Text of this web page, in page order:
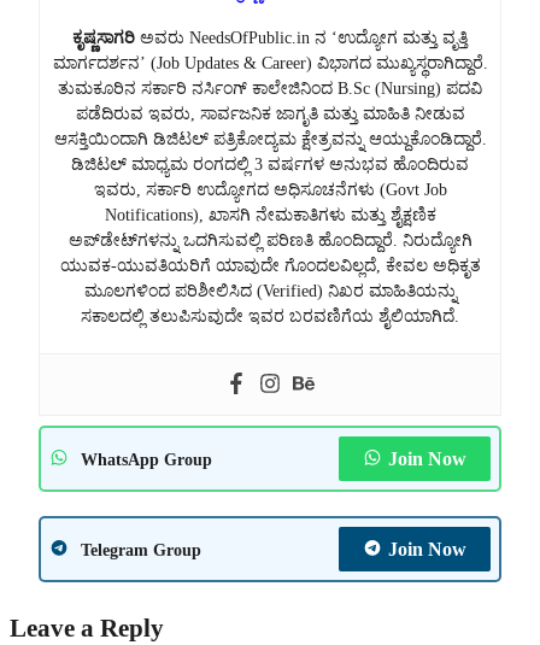
ಕೃಷ್ಣಸಾಗರಿ ಅವರು NeedsOfPublic.in ನ ‘ಉದ್ಯೋಗ ಮತ್ತು ವೃತ್ತಿ
ಮಾರ್ಗದರ್ಶನ’ (Job Updates & Career) ವಿಭಾಗದ ಮುಖ್ಯಸ್ಥರಾಗಿದ್ದಾರೆ.
ತುಮಕೂರಿನ ಸರ್ಕಾರಿ ನರ್ಸಿಂಗ್ ಕಾಲೇಜಿನಿಂದ B.Sc (Nursing) ಪದವಿ
ಪಡೆದಿರುವ ಇವರು, ಸಾರ್ವಜನಿಕ ಜಾಗೃತಿ ಮತ್ತು ಮಾಹಿತಿ ನೀಡುವ
ಆಸಕ್ತಿಯಿಂದಾಗಿ ಡಿಜಿಟಲ್ ಪತ್ರಿಕೋದ್ಯಮ ಕ್ಷೇತ್ರವನ್ನು ಆಯ್ದುಕೊಂಡಿದ್ದಾರೆ.
ಡಿಜಿಟಲ್ ಮಾಧ್ಯಮ ರಂಗದಲ್ಲಿ 3 ವರ್ಷಗಳ ಅನುಭವ ಹೊಂದಿರುವ
ಇವರು, ಸರ್ಕಾರಿ ಉದ್ಯೋಗದ ಅಧಿಸೂಚನೆಗಳು (Govt Job
Notifications), ಖಾಸಗಿ ನೇಮಕಾತಿಗಳು ಮತ್ತು ಶೈಕ್ಷಣಿಕ
ಅಪ್‌ಡೇಟ್‌ಗಳನ್ನು ಒದಗಿಸುವಲ್ಲಿ ಪರಿಣತಿ ಹೊಂದಿದ್ದಾರೆ. ನಿರುದ್ಯೋಗಿ
ಯುವಕ-ಯುವತಿಯರಿಗೆ ಯಾವುದೇ ಗೊಂದಲವಿಲ್ಲದೆ, ಕೇವಲ ಅಧಿಕೃತ
ಮೂಲಗಳಿಂದ ಪರಿಶೀಲಿಸಿದ (Verified) ನಿಖರ ಮಾಹಿತಿಯನ್ನು
ಸಕಾಲದಲ್ಲಿ ತಲುಪಿಸುವುದೇ ಇವರ ಬರವಣಿಗೆಯ ಶೈಲಿಯಾಗಿದೆ.
WhatsApp Group Join Now
Telegram Group Join Now
Leave a Reply